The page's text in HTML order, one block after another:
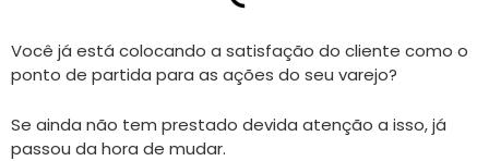
Você já está colocando a satisfação do cliente como o
ponto de partida para as ações do seu varejo?
Se ainda não tem prestado devida atenção a isso, já
passou da hora de mudar.